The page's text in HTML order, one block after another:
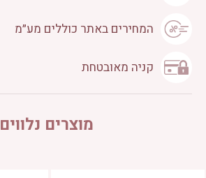
המחירים באתר כוללים מע״מ
קניה מאובטחת
מוצרים נלווים